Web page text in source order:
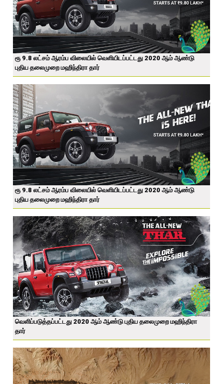
ரூ 9.8 லட்சம் ஆரம்ப விலையில் வெளியிடப்பட்டது 2020 ஆம் ஆண்டு
புதிய தலைமுறை மஹிந்திரா தார்
ரூ 9.8 லட்சம் ஆரம்ப விலையில் வெளியிடப்பட்டது 2020 ஆம் ஆண்டு
புதிய தலைமுறை மஹிந்திரா தார்
வெளிப்படுத்தப்பட்டது 2020 ஆம் ஆண்டு புதிய தலைமுறை மஹிந்திரா
தார்